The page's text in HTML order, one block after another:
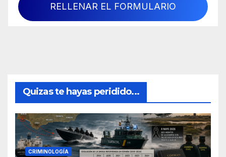
RELLENAR EL FORMULARIO
Quizas te hayas peridido...
CRIMINOLOGÍA